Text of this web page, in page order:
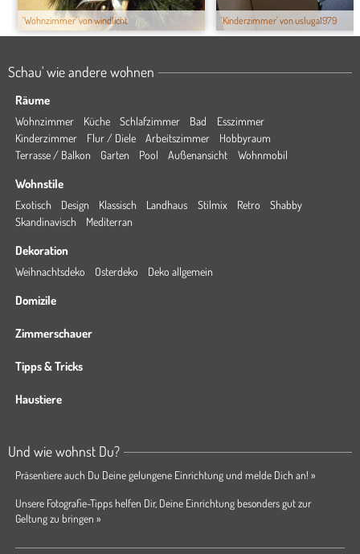
'Wohnzimmer' von windlicht 'Kinderzimmer' von usluga1979
Schau' wie andere wohnen
Räume
Wohnzimmer Küche Schlafzimmer Bad
Esszimmer
Kinderzimmer
Flur / Diele Arbeitszimmer
Hobbyraum
Terrasse / Balkon
Garten Pool Außenansicht Wohnmobil
Wohnstile
Exotisch Design Klassisch Landhaus Stilmix Retro
Shabby
Skandinavisch
Mediterran
Dekoration
Weihnachtsdeko Osterdeko Deko allgemein
Domizile
Zimmerschauer
Tipps & Tricks
Haustiere
Und wie wohnst Du?
Präsentiere auch Du Deine gelungene Einrichtung und melde Dich an! »
Unsere Fotografie-Tipps helfen Dir, Deine Einrichtung besonders gut zur
Geltung zu bringen »